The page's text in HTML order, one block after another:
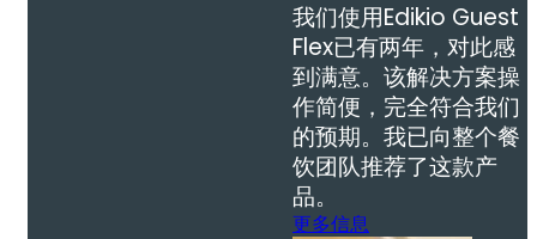
我们使用Edikio Guest
Flex已有两年，对此感
到满意。该解决方案操
作简便，完全符合我们
的预期。我已向整个餐
饮团队推荐了这款产
品。
更多信息